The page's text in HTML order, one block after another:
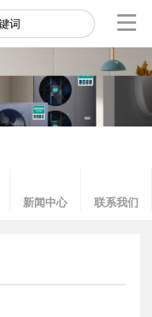
新闻中心 联系我们